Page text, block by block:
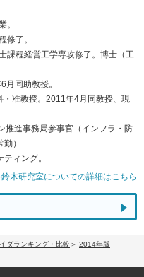
。
修了。
課程経営工学専攻修了。博士（工
同助教授。
准教授。2011年4月同教授、現
推進事務局参事官（インフラ・防
）
ィング。
木研究室についての詳細はこちら
ダランキング・比較
2014年版